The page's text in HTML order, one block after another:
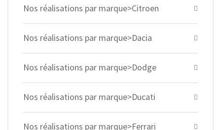
Nos réalisations par marque>Citroen
Nos réalisations par marque>Dacia
Nos réalisations par marque>Dodge
Nos réalisations par marque>Ducati
Nos réalisations par marque>Ferrari